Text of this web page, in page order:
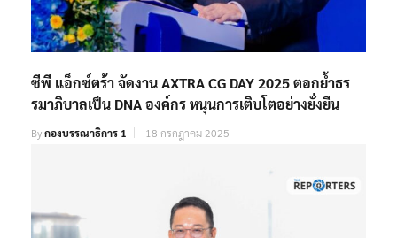
ซีพี แอ็กซ์ตร้า จัดงาน AXTRA CG DAY 2025 ตอกย้ำธร
รมาภิบาลเป็น DNA องค์กร หนุนการเติบโตอย่างยั่งยืน
Byกองบรรณาธิการ 1 18 กรกฎาคม 2025